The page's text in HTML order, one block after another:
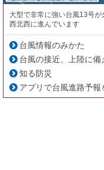
大型で非常に強い台風13号
西北西に進んでいます
台風情報のみかた
台風の接近、上陸に備
知る防災
アプリで台風進路予報